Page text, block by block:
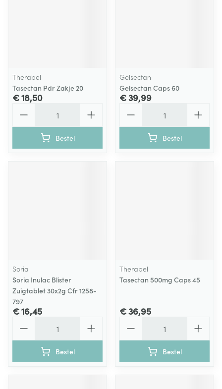
Therabel
Tasectan Pdr Zakje 20
€ 18,50
Bestel
Gelsectan
Gelsectan Caps 60
€ 39,99
Bestel
Soria
Soria Inulac Blister
Zuigtablet 30x2g Cfr 1258-
797
€ 16,45
Bestel
Therabel
Tasectan 500mg Caps 45
€ 36,95
Bestel